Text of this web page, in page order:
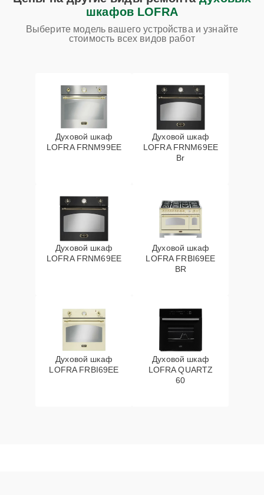
шкафов LOFRA
Выберите модель вашего устройства и узнайте
стоимость всех видов работ
Духовой шкаф
LOFRA FRNM99EE
Духовой шкаф
LOFRA FRNM69EE
Br
Духовой шкаф
LOFRA FRNM69EE
Духовой шкаф
LOFRA FRBI69EE
BR
Духовой шкаф
LOFRA FRBI69EE
Духовой шкаф
LOFRA QUARTZ
60